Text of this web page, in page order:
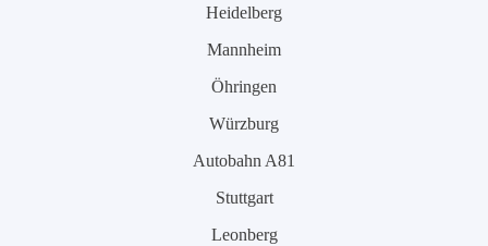
Heidelberg
Mannheim
Öhringen
Würzburg
Autobahn A81
Stuttgart
Leonberg